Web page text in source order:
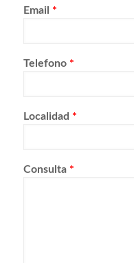
Email *
Telefono *
Localidad *
Consulta *